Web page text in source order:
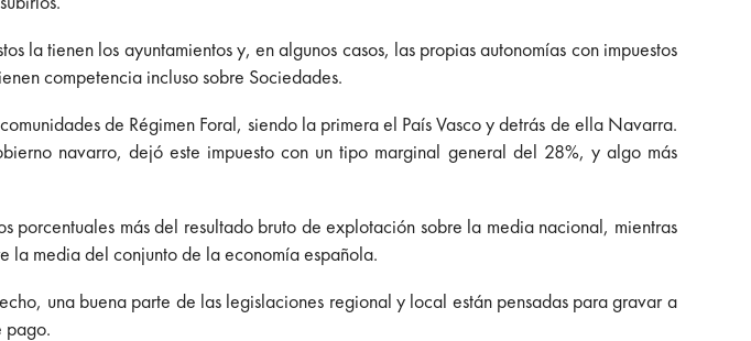
la tienen los ayuntamientos y, en algunos casos, las propias autonomías con impuestos
competencia incluso sobre Sociedades.
de Régimen Foral, siendo la primera el País Vasco y detrás de ella Navarra.
navarro, dejó este impuesto con un tipo marginal general del 28%, y algo más
porcentuales más del resultado bruto de explotación sobre la media nacional, mientras
la media del conjunto de la economía española.
una buena parte de las legislaciones regional y local están pensadas para gravar a
pago.